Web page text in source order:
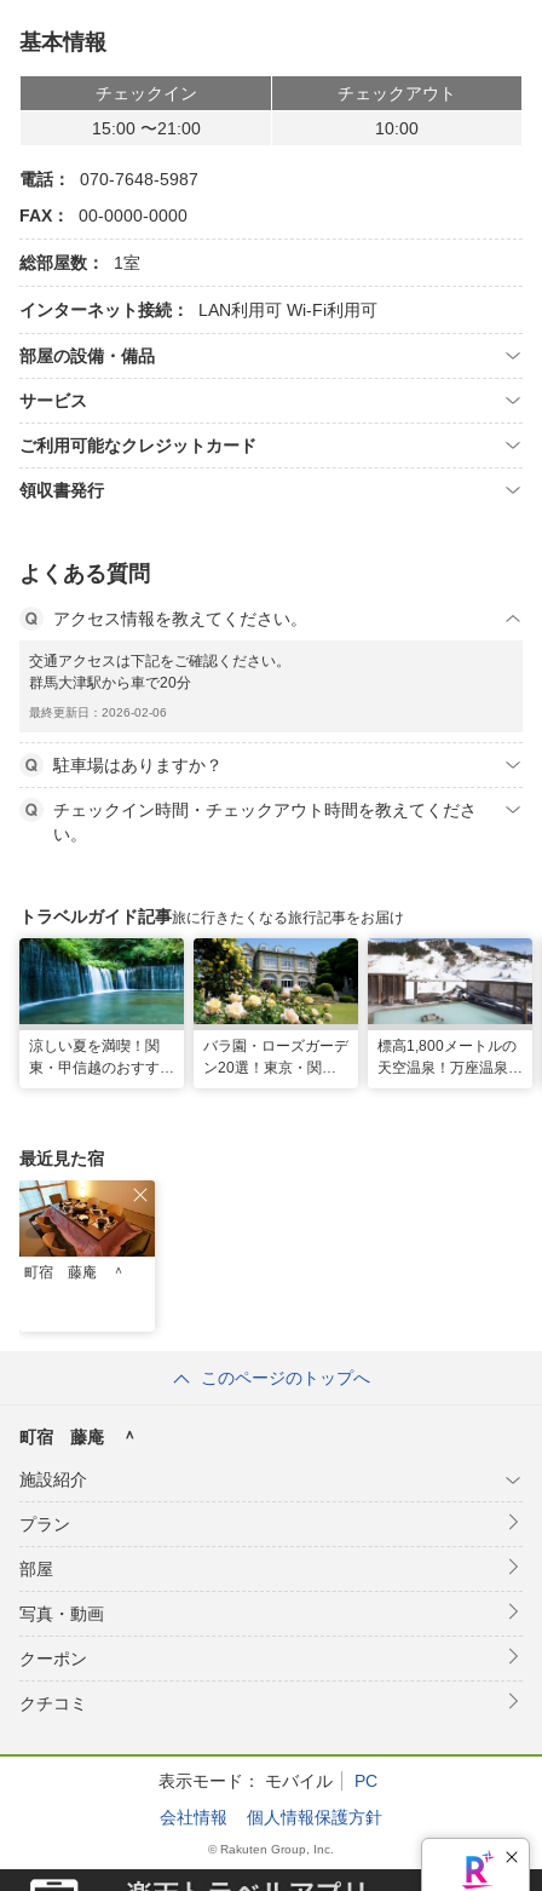
基本情報
チェックイン
チェックアウト
15:00 〜21:00
10:00
電話：
070-7648-5987
FAX：
00-0000-0000
総部屋数： 1室
インターネット接続： LAN利用可 Wi-Fi利用可
部屋の設備・備品
サービス
ご利用可能なクレジットカード
領収書発行
よくある質問
アクセス情報を教えてください。
交通アクセスは下記をご確認ください。
群馬大津駅から車で20分
最終更新日：2026-02-06
駐車場はありますか？
チェックイン時間・チェックアウト時間を教えてくださ
い。
トラベルガイド記事旅に行きたくなる旅行記事をお届け
涼しい夏を満喫！関
東・甲信越のおすすめ
バラ園・ローズガーデ
ン20選！東京・関東
標高1,800メートルの
天空温泉！万座温泉
最近見た宿
町宿 藤庵 ＾
このページのトップへ
町宿 藤庵 ＾
施設紹介
プラン
部屋
写真・動画
クーポン
クチコミ
表示モード： モバイル
PC
会社情報
個人情報保護方針
© Rakuten Group, Inc.